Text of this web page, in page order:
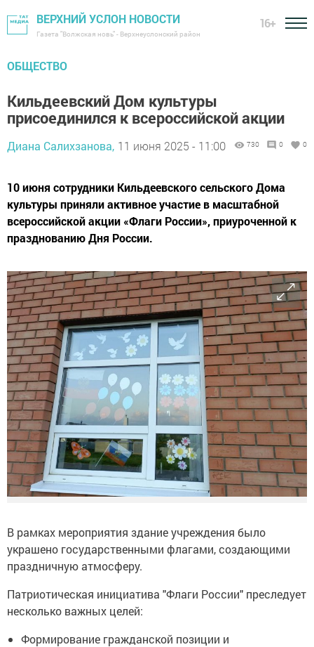
ВЕРХНИЙ УСЛОН НОВОСТИ
Газета "Волжская новь" - Верхнеуслонский район
16+
ОБЩЕСТВО
Кильдеевский Дом культуры
присоединился к всероссийской акции
Диана Салихзанова, 11 июня 2025 - 11:00 730 0 0
10 июня сотрудники Кильдеевского сельского Дома
культуры приняли активное участие в масштабной
всероссийской акции «Флаги России», приуроченной к
празднованию Дня России.
В рамках мероприятия здание учреждения было
украшено государственными флагами, создающими
праздничную атмосферу.
Патриотическая инициатива "Флаги России" преследует
несколько важных целей:
Формирование гражданской позиции и